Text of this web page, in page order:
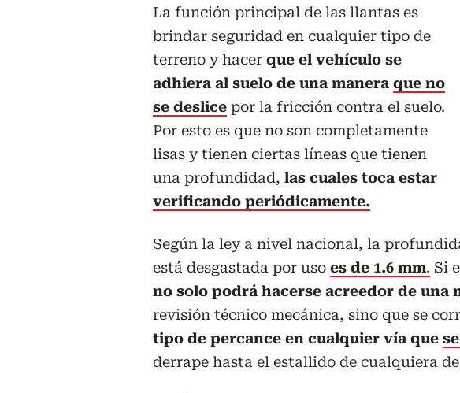
La función principal de las llantas es
brindar seguridad en cualquier tipo de
terreno y hacer que el vehículo se
adhiera al suelo de una manera que no
se deslice por la fricción contra el suelo.
Por esto es que no son completamente
lisas y tienen ciertas líneas que tienen
una profundidad, las cuales toca estar
verificando periódicamente.
Según la ley a nivel nacional, la
está desgastada por uso es de 1.6 mm. Si
no solo podrá hacerse acreedor de una
revisión técnico mecánica, sino que se
tipo de percance en cualquier vía que
derrape hasta el estallido de cualquiera